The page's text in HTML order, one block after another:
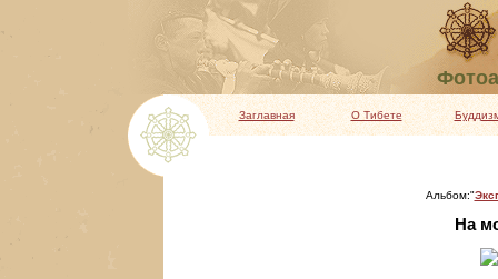
Заглавная О Тибете
Альбом:"
На